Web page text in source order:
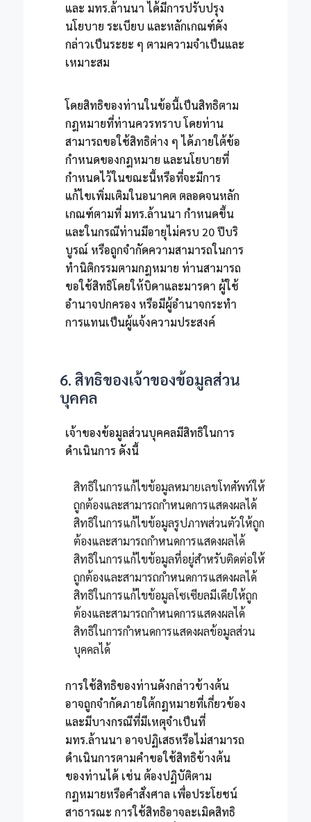
และ มทร.ล้านนา ได้มีการปรับปรุง
นโยบาย ระเบียบ และหลักเกณฑ์ดัง
กล่าวเป็นระยะ ๆ ตามความจำเป็นและ
เหมาะสม
โดยสิทธิของท่านในข้อนี้เป็นสิทธิตาม
กฎหมายที่ท่านควรทราบ โดยท่าน
สามารถขอใช้สิทธิต่าง ๆ ได้ภายใต้ข้อ
กำหนดของกฎหมาย และนโยบายที่
กำหนดไว้ในขณะนี้หรือที่จะมีการ
แก้ไขเพิ่มเติมในอนาคต ตลอดจนหลัก
เกณฑ์ตามที่ มทร.ล้านนา กำหนดขึ้น
และในกรณีท่านมีอายุไม่ครบ 20 ปีบริ
บูรณ์ หรือถูกจำกัดความสามารถในการ
ทำนิติกรรมตามกฎหมาย ท่านสามารถ
ขอใช้สิทธิโดยให้บิดาและมารดา ผู้ใช้
อำนาจปกครอง หรือมีผู้อำนาจกระทำ
การแทนเป็นผู้แจ้งความประสงค์
6. สิทธิของเจ้าของข้อมูลส่วน
บุคคล
เจ้าของข้อมูลส่วนบุคคลมีสิทธิในการ
ดำเนินการ ดังนี้
สิทธิในการแก้ไขข้อมูลหมายเลขโทศัพท์ให้
ถูกต้องและสามารถกำหนดการแสดงผลได้
สิทธิในการแก้ไขข้อมูลรูปภาพส่วนตัวให้ถูก
ต้องและสามารถกำหนดการแสดงผลได้
สิทธิในการแก้ไขข้อมูลที่อยู่สำหรับติดต่อให้
ถูกต้องและสามารถกำหนดการแสดงผลได้
สิทธิในการแก้ไขข้อมูลโซเซียลมีเดียให้ถูก
ต้องและสามารถกำหนดการแสดงผลได้
สิทธิในการกำหนดการแสดงผลข้อมูลส่วน
บุคคลได้
การใช้สิทธิของท่านดังกล่าวข้างต้น
อาจถูกจำกัดภายใต้กฎหมายที่เกี่ยวข้อง
และมีบางกรณีที่มีเหตุจำเป็นที่
มทร.ล้านนา อาจปฏิเสธหรือไม่สามารถ
ดำเนินการตามคำขอใช้สิทธิข้างต้น
ของท่านได้ เช่น ต้องปฏิบัติตาม
กฎหมายหรือคำสั่งศาล เพื่อประโยชน์
สาธารณะ การใช้สิทธิอาจละเมิดสิทธิ